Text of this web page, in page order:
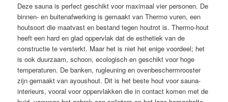
Deze sauna is perfect geschikt voor maximaal vier personen. De
binnen- en buitenafwerking is gemaakt van Thermo vuren, een
houtsoort die maatvast en bestand tegen houtrot is. Thermo-hout
heeft een hard en glad oppervlak dat de esthetiek van de
constructie te versterkt. Maar het is niet het enige voordeel; het
is ook duurzaam, schoon, ecologisch en geschikt voor hoge
temperaturen. De banken, rugleuning en ovenbeschermrooster
zijn gemaakt van ayoushout. Dit is het beste hout voor sauna-
interieurs, vooral voor oppervlakken die in contact komen met de